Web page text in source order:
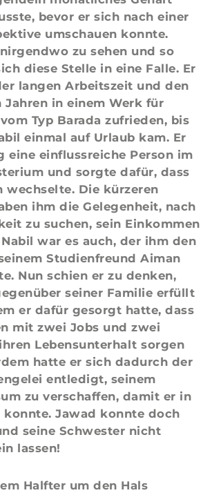
bevor er sich nach einer
umschauen konnte.
zu sehen und so
diese Stelle in eine Falle. Er
langen Arbeitszeit und den
Jahren in einem Werk für
Typ Barada zufrieden, bis
einmal auf Urlaub kam. Er
eine einflussreiche Person im
und sorgte dafür, dass
wechselte. Die kürzeren
ihm die Gelegenheit, nach
zu suchen, sein Einkommen
war es auch, der ihm den
Studienfreund Aiman
Nun schien er zu denken,
seiner Familie erfüllt
er dafür gesorgt hatte, dass
mit zwei Jobs und zwei
Lebensunterhalt sorgen
hatte er sich dadurch der
entledigt, seinem
zu verschaffen, damit er in
konnte. Jawad konnte doch
seine Schwester nicht
lassen!
Halfter um den Hals